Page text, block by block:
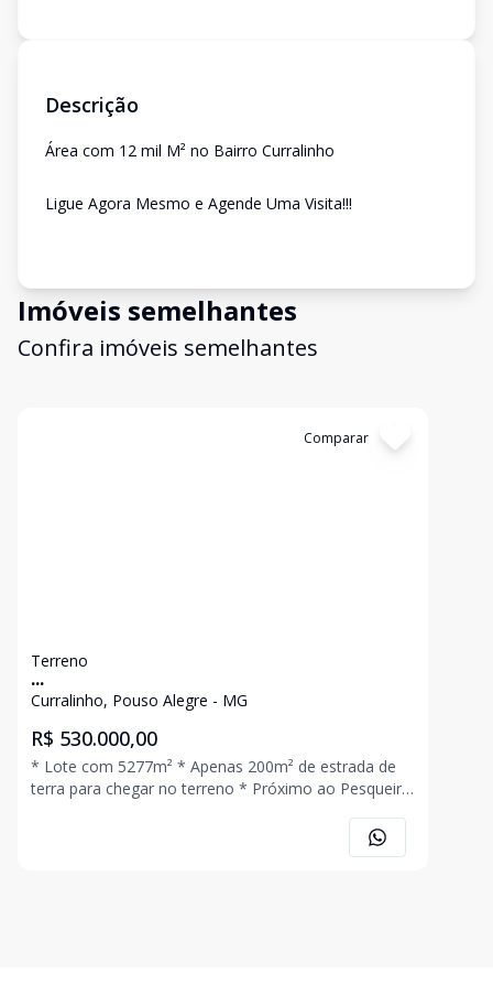
Descrição
Área com 12 mil M² no Bairro Curralinho
Ligue Agora Mesmo e Agende Uma Visita!!!
Imóveis semelhantes
Confira imóveis semelhantes
Comparar
Terreno
...
Curralinho, Pouso Alegre - MG
R$ 530.000,00
* Lote com 5277m² * Apenas 200m² de estrada de
terra para chegar no terreno * Próximo ao Pesqueiro